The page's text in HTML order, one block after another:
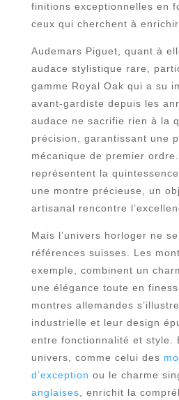
finitions exceptionnelles en
ceux qui cherchent à
Audemars Piguet, quant à
audace stylistique rare,
gamme Royal Oak qui a su
avant-gardiste depuis les
audace ne sacrifie rien à la
précision, garantissant une
mécanique de premier
représentent la
une montre précieuse, un
artisanal rencontre
Mais l’univers horloger ne
références suisses. Les
exemple, combinent un
une élégance toute en
montres allemandes
industrielle et leur design
entre fonctionnalité et style.
univers, comme celui des
d’exception ou le charme
anglaises , enrichit la